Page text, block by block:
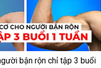
bận rộn chỉ tập 3 buổi